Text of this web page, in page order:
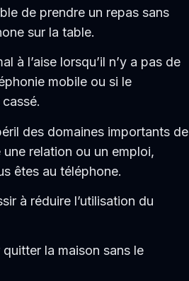
de prendre un repas sans
sur la table.
à l’aise lorsqu’il n’y a pas de
mobile ou si le
des domaines importants de
relation ou un emploi,
êtes au téléphone.
à réduire l’utilisation du
la maison sans le